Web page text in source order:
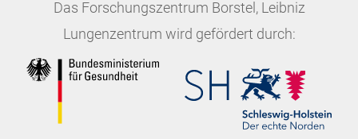
Das Forschungszentrum Borstel, Leibniz
Lungenzentrum wird gefördert durch: